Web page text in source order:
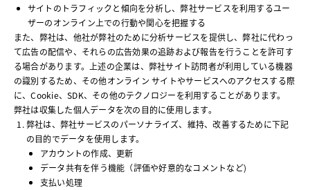
サイトのトラフィックと傾向を分析し、弊社サービスを利用するユー
ザーのオンライン上での行動や関心を把握する
また、弊社は、他社が弊社のために分析サービスを提供し、弊社に代わっ
て広告の配信や、それらの広告効果の追跡および報告を行うことを許可す
る場合があります。上述の企業は、弊社サイト訪問者が利用している機器
の識別するため、その他オンライン サイトやサービスへのアクセスする際
に、Cookie、SDK、その他のテクノロジーを利用することがあります。
弊社は収集した個人データを次の目的に使用します。
弊社は、弊社サービスのパーソナライズ、維持、改善するために下記
の目的でデータを使用します。
アカウントの作成、更新
データ共有を伴う機能（評価や好意的なコメントなど)
支払い処理